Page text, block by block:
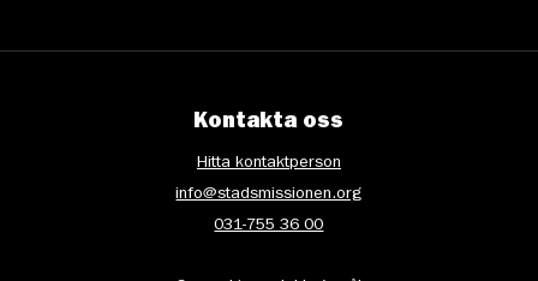
Kontakta oss
Hitta kontaktperson
info@stadsmissionen.org
031-755 36 00